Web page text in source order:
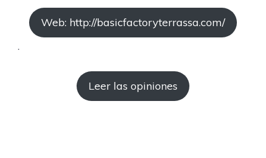
Web: http://basicfactoryterrassa.com/
.
Leer las opiniones